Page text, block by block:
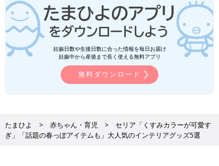
妊娠日数や生後日数に合った情報を毎日お届け
妊娠中から産後まで長く使える無料アプリ
無料ダウンロード
たまひよ 赤ちゃん・育児
セリア「くすみカラーが可愛す
ぎ」「話題の春っぽアイテムも」大人気のインテリアグッズ5選